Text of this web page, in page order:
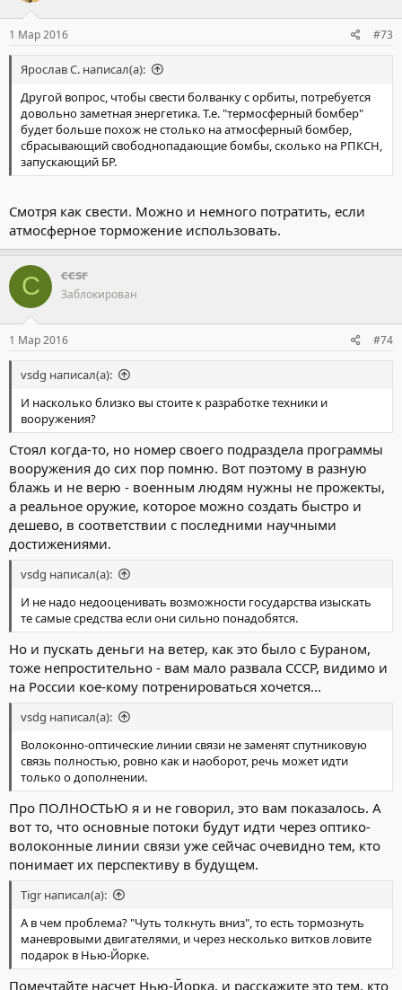
1 Мар 2016 #73
Ярослав С. написал(а):
Другой вопрос, чтобы свести болванку с орбиты, потребуется
довольно заметная энергетика. Т.е. "термосферный бомбер"
будет больше похож не столько на атмосферный бомбер,
сбрасывающий свободнопадающие бомбы, сколько на РПКСН,
запускающий БР.
Смотря как свести. Можно и немного потратить, если
атмосферное торможение использовать.
C ccsr
Заблокирован
1 Мар 2016 #74
vsdg написал(а):
И насколько близко вы стоите к разработке техники и
вооружения?
Стоял когда-то, но номер своего подраздела программы
вооружения до сих пор помню. Вот поэтому в разную
блажь и не верю - военным людям нужны не прожекты,
а реальное оружие, которое можно создать быстро и
дешево, в соответствии с последними научными
достижениями.
vsdg написал(а):
И не надо недооценивать возможности государства изыскать
те самые средства если они сильно понадобятся.
Но и пускать деньги на ветер, как это было с Бураном,
тоже непростительно - вам мало развала СССР, видимо и
на России кое-кому потренироваться хочется...
vsdg написал(а):
Волоконно-оптические линии связи не заменят спутниковую
связь полностью, ровно как и наоборот, речь может идти
только о дополнении.
Про ПОЛНОСТЬЮ я и не говорил, это вам показалось. А
вот то, что основные потоки будут идти через оптико-
волоконные линии связи уже сейчас очевидно тем, кто
понимает их перспективу в будущем.
Tigr написал(а):
А в чем проблема? "Чуть толкнуть вниз", то есть тормознуть
маневровыми двигателями, и через несколько витков ловите
подарок в Нью-Йорке.
Помечтайте насчет Нью-Йорка, и расскажите это тем, кто